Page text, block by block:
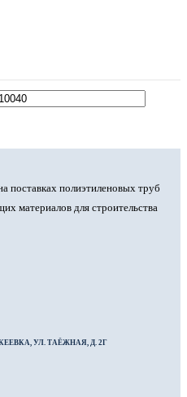
поставках полиэтиленовых труб
материалов для строительства
УЛ. ТАЁЖНАЯ, Д. 2Г